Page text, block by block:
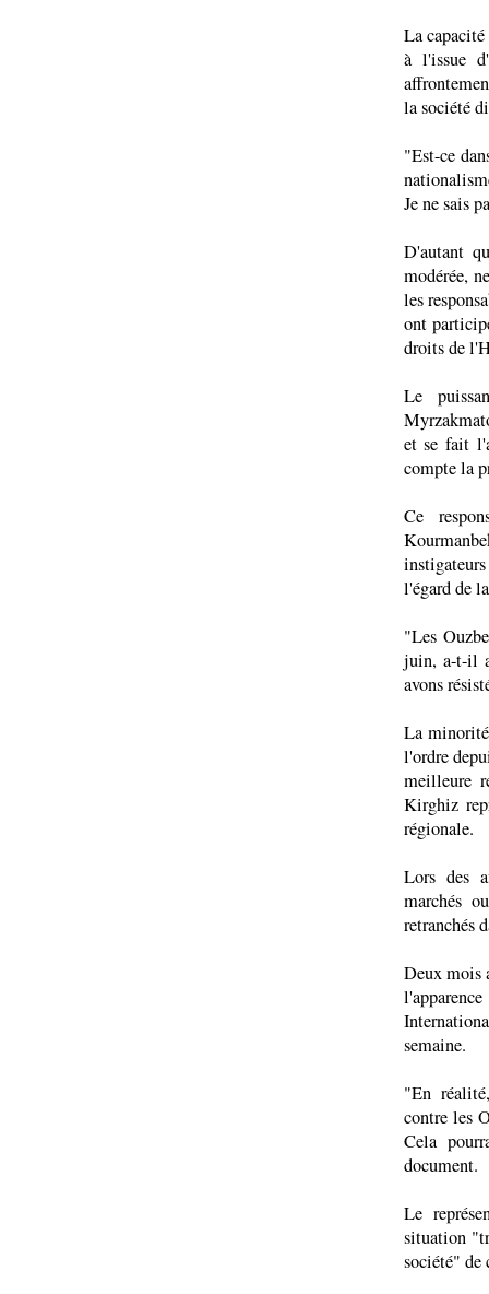
La
à l'issue
la société
"Est-ce
Je ne sais
D'autant
modérée,
les
ont
droits de
Le
et se fait
compte la
Ce
l'égard de
"Les
juin, a-t-il
avons
La
l'ordre
meilleure
Kirghiz
régionale.
Lors des
marchés
retranchés
Deux mois
semaine.
"En
contre les
Cela
document.
Le
situation
société" de